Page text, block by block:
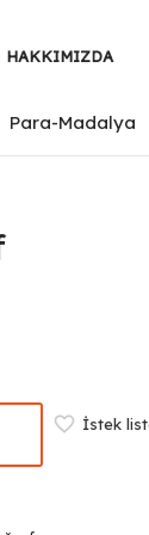
HAKKIMIZDA
Para-Madalya
İstek